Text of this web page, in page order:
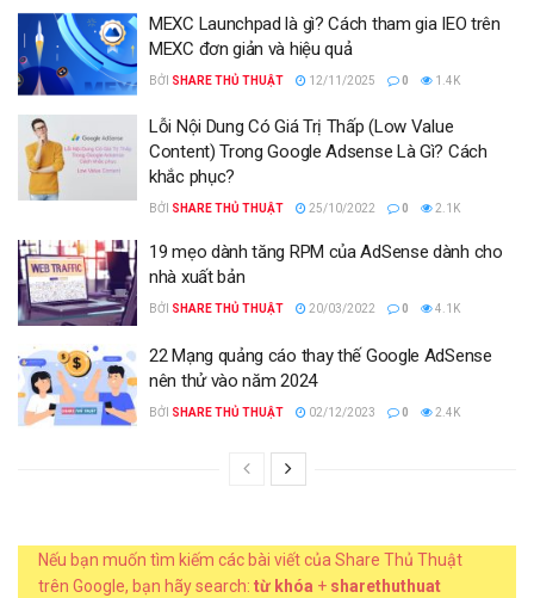
MEXC Launchpad là gì? Cách tham gia IEO trên
MEXC đơn giản và hiệu quả
BỞI SHARE THỦ THUẬT 12/11/2025 0 1.4K
Lỗi Nội Dung Có Giá Trị Thấp (Low Value
Content) Trong Google Adsense Là Gì? Cách
khắc phục?
BỞI SHARE THỦ THUẬT 25/10/2022 0 2.1K
19 mẹo dành tăng RPM của AdSense dành cho
nhà xuất bản
BỞI SHARE THỦ THUẬT 20/03/2022 0 4.1K
22 Mạng quảng cáo thay thế Google AdSense
nên thử vào năm 2024
BỞI SHARE THỦ THUẬT 02/12/2023 0 2.4K
Nếu bạn muốn tìm kiếm các bài viết của Share Thủ Thuật
trên Google, bạn hãy search: từ khóa + sharethuthuat